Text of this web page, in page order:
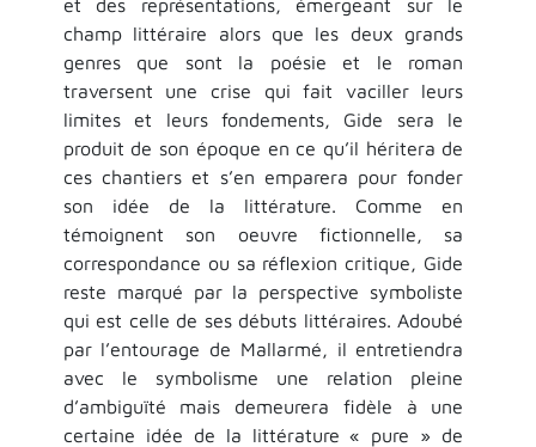
et des représentations, émergeant sur le
champ littéraire alors que les deux grands
genres que sont la poésie et le roman
traversent une crise qui fait vaciller leurs
limites et leurs fondements, Gide sera le
produit de son époque en ce qu’il héritera de
ces chantiers et s’en emparera pour fonder
son idée de la littérature. Comme en
témoignent son oeuvre fictionnelle, sa
correspondance ou sa réflexion critique, Gide
reste marqué par la perspective symboliste
qui est celle de ses débuts littéraires. Adoubé
par l’entourage de Mallarmé, il entretiendra
avec le symbolisme une relation pleine
d’ambiguïté mais demeurera fidèle à une
certaine idée de la littérature « pure » de